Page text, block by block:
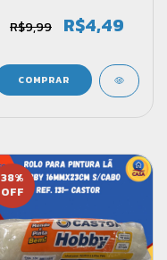
R$9,99
R$4,49
38%
OFF